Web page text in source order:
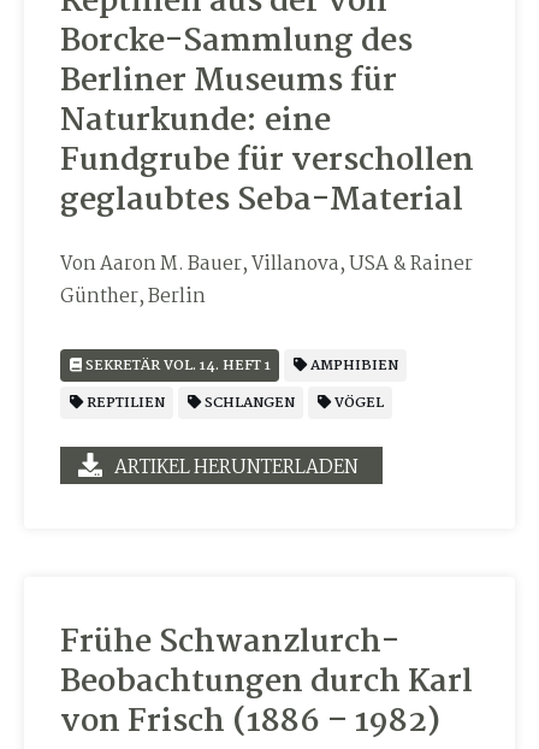
Borcke-Sammlung des
Berliner Museums für
Naturkunde: eine
Fundgrube für verschollen
geglaubtes Seba-Material
Von Aaron M. Bauer, Villanova, USA & Rainer
Günther, Berlin
SEKRETÄR VOL. 14. HEFT 1
AMPHIBIEN
REPTILIEN
SCHLANGEN VÖGEL
ARTIKEL HERUNTERLADEN
Frühe Schwanzlurch-
Beobachtungen durch Karl
von Frisch (1886 – 1982)